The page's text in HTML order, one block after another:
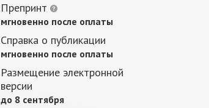
Препринт
мгновенно после оплаты
Справка о публикации
мгновенно после оплаты
Размещение электронной
версии
до 8 сентября